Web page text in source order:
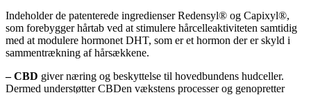
Indeholder de patenterede ingredienser Redensyl® og Capixyl®,
som forebygger hårtab ved at stimulere hårcelleaktiviteten samtidig
med at modulere hormonet DHT, som er et hormon der er skyld i
sammentrækning af hårsækkene.
– CBD giver næring og beskyttelse til hovedbundens hudceller.
Dermed understøtter CBDen vækstens processer og genopretter